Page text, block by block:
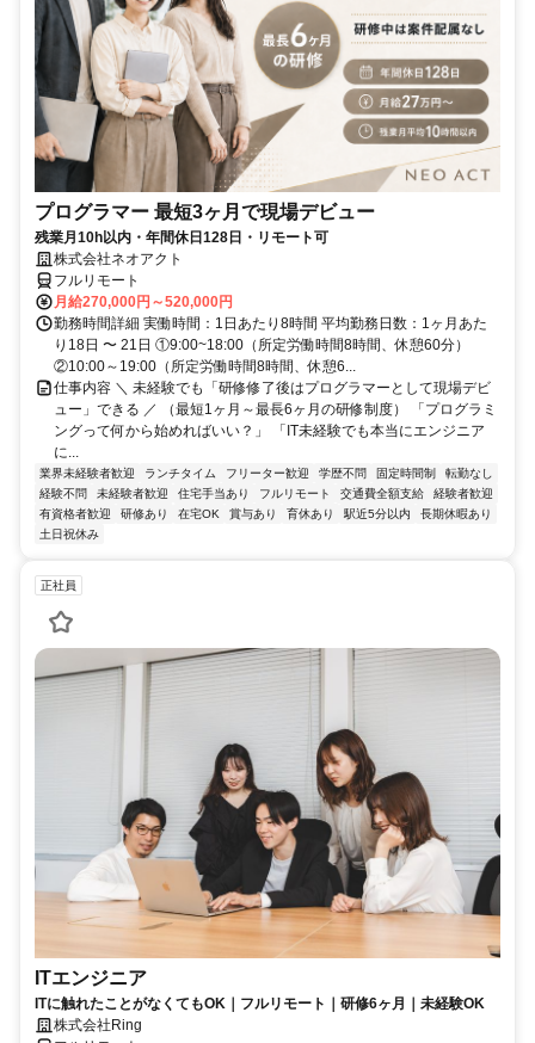
プログラマー 最短3ヶ月で現場デビュー
残業月10h以内・年間休日128日・リモート可
株式会社ネオアクト
フルリモート
月給270,000円～520,000円
勤務時間詳細 実働時間：1日あたり8時間 平均勤務日数：1ヶ月あた
り18日 〜 21日 ①9:00~18:00（所定労働時間8時間、休憩60分）
②10:00～19:00（所定労働時間8時間、休憩6...
仕事内容 ＼ 未経験でも「研修修了後はプログラマーとして現場デビ
ュー」できる ／ （最短1ヶ月～最長6ヶ月の研修制度） 「プログラミ
ングって何から始めればいい？」 「IT未経験でも本当にエンジニア
に...
業界未経験者歓迎 ランチタイム フリーター歓迎 学歴不問 固定時間制
転勤なし
経験不問
未経験者歓迎 住宅手当あり フルリモート 交通費全額支給
経験者歓迎
有資格者歓迎
研修あり 在宅OK 賞与あり 育休あり 駅近5分以内
長期休暇あり
土日祝休み
正社員
ITエンジニア
ITに触れたことがなくてもOK｜フルリモート｜研修6ヶ月｜未経験OK
株式会社Ring